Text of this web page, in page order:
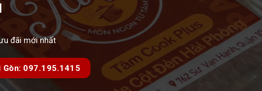
đãi mới nhất
Gòn: 097.195.1415